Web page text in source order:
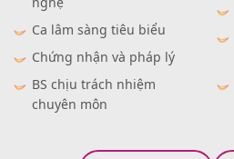
Ca lâm sàng tiêu biểu
Chứng nhận và pháp lý
BS chịu trách nhiệm
chuyên môn